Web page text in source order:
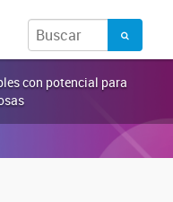
con potencial para